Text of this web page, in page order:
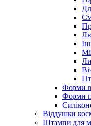
Форми в
Форми
Віддушки
Штампи для